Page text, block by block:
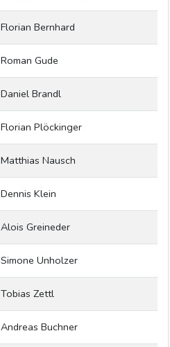
Florian Bernhard
Roman Gude
Daniel Brandl
Florian Plöckinger
Matthias Nausch
Dennis Klein
Alois Greineder
Simone Unholzer
Tobias Zettl
Andreas Buchner